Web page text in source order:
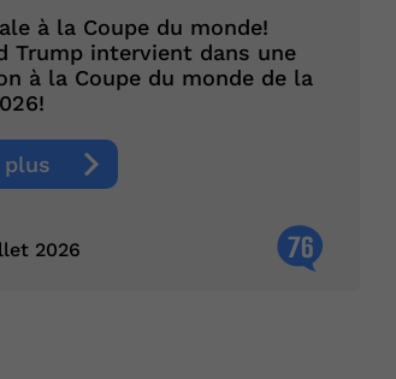
à la Coupe du monde!
Trump intervient dans une
à la Coupe du monde de la
plus
2026 76